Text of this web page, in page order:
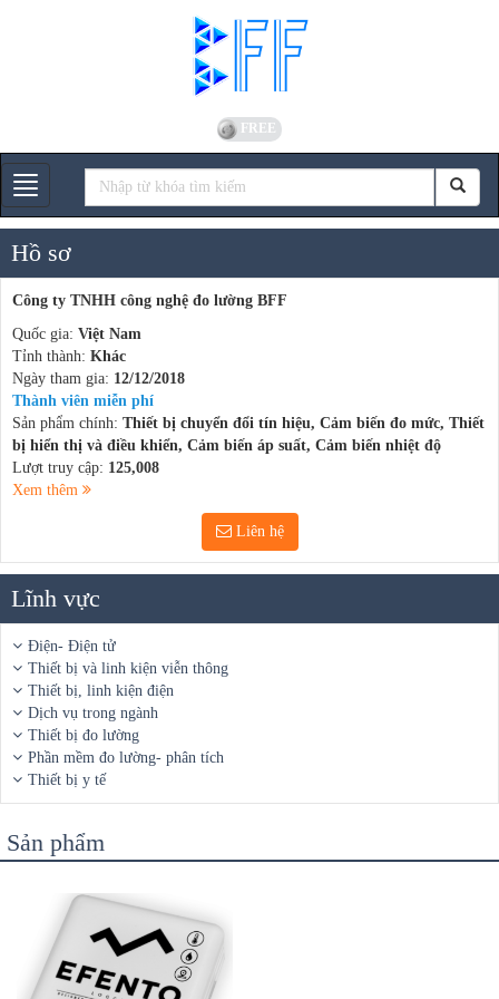
FREE
Gian hàng
Hồ sơ
Công ty TNHH công nghệ đo lường BFF
Quốc gia: Việt Nam
Tỉnh thành: Khác
Ngày tham gia: 12/12/2018
Thành viên miễn phí
Sản phẩm chính: Thiết bị chuyển đổi tín hiệu, Cảm biến đo mức, Thiết
bị hiển thị và điều khiển, Cảm biến áp suất, Cảm biến nhiệt độ
Lượt truy cập: 125,008
Xem thêm
Liên hệ
Lĩnh vực
Điện- Điện tử
Thiết bị và linh kiện viễn thông
Thiết bị, linh kiện điện
Dịch vụ trong ngành
Thiết bị đo lường
Phần mềm đo lường- phân tích
Thiết bị y tế
Sản phẩm